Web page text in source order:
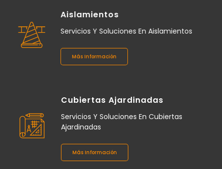
Aislamientos
Servicios Y Soluciones En Aislamientos
Más Información
Cubiertas Ajardinadas
Servicios Y Soluciones En Cubiertas
Ajardinadas
Más Información